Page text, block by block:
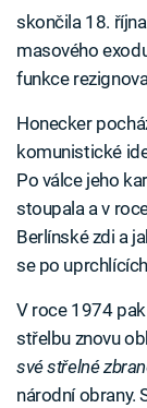
skončila 18.
masového
funkce
Honecker
komunistické
Po válce jeho
stoupala a v
Berlínské zdi a
se po
V roce 1974
střelbu znovu
své střelné
národní obrany.